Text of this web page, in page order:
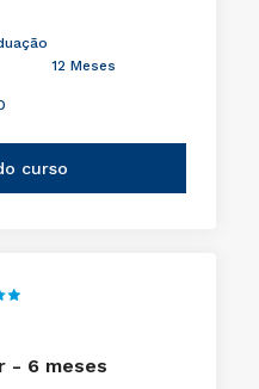
12 Meses
curso
- 6 meses